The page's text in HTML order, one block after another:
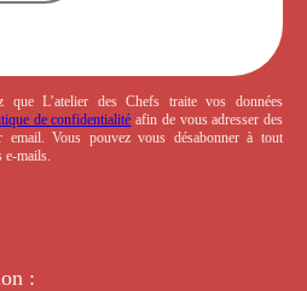
que L’atelier des Chefs traite vos données
de confidentialité afin de vous adresser des
email. Vous pouvez vous désabonner à tout
e-mails.
: